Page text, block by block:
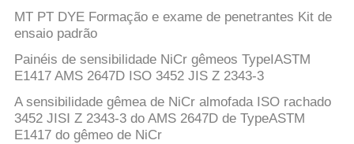
MT PT DYE Formação e exame de penetrantes Kit de
ensaio padrão
Painéis de sensibilidade NiCr gêmeos TypeIASTM
E1417 AMS 2647D ISO 3452 JIS Z 2343-3
A sensibilidade gêmea de NiCr almofada ISO rachado
3452 JISⅠ Z 2343-3 do AMS 2647D de TypeASTM
E1417 do gêmeo de NiCr